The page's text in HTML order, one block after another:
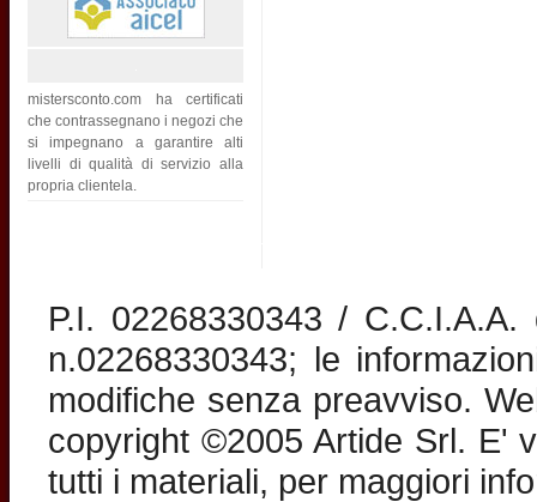
mistersconto.com ha certificati
che contrassegnano i negozi che
si impegnano a garantire alti
livelli di qualità di servizio alla
propria clientela.
P.I. 02268330343 /
n.02268330343; le
modifiche senza preavviso.
copyright ©2005 Artide Srl. E'
tutti i materiali, per maggiori